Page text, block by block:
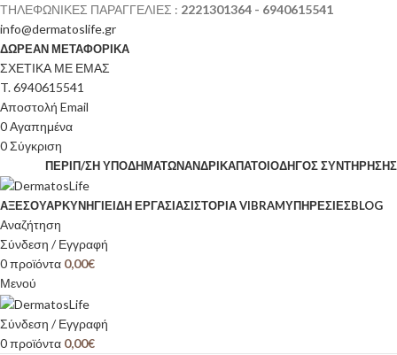
ΤΗΛΕΦΩΝΙΚΕΣ ΠΑΡΑΓΓΕΛΙΕΣ : 2221301364 - 6940615541
info@dermatoslife.gr
ΔΩΡΕΑΝ ΜΕΤΑΦΟΡΙΚΑ
ΣΧΕΤΙΚΑ ΜΕ ΕΜΑΣ
T. 6940615541
Αποστολή Email
0Αγαπημένα
0Σύγκριση
ΠΕΡΙΠ/ΣΗ ΥΠΟΔΗΜΆΤΩΝΑΝΔΡΙΚΆΠΆΤΟΙΟΔΗΓΌΣ ΣΥΝΤΉΡΗΣΗΣ
ΑΞΕΣΟΥΆΡΚΥΝΉΓΙΕΊΔΗ ΕΡΓΑΣΊΑΣΙΣΤΟΡΊΑ VIBRAMΥΠΗΡΕΣΙΕΣBLOG
Αναζήτηση
Σύνδεση / Εγγραφή
0προϊόντα 0,00€
Μενού
Σύνδεση / Εγγραφή
0προϊόντα 0,00€